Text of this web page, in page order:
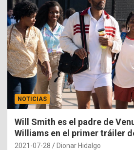
NOTICIAS
Will Smith es el padre de
Williams en el primer tráiler
2021-07-28 Dionar Hidalgo